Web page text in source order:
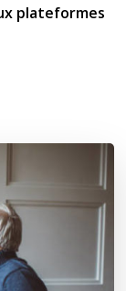
plateformes